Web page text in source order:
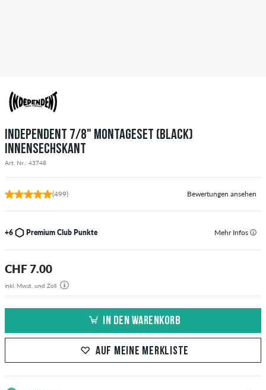
INDEPENDENT 7/8" MONTAGESET (BLACK)
INNENSECHSKANT
Art. Nr.: 43748
(499) Bewertungen ansehen
+6 Premium Club Punkte Mehr Infos
CHF 7.00
inkl. Mwst. und Zoll
IN DEN WARENKORB
AUF MEINE MERKLISTE